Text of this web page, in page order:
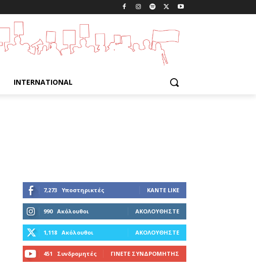
INTERNATIONAL
7,273 Υποστηρικτές ΚΆΝΤΕ LIKE
990 Ακόλουθοι ΑΚΟΛΟΥΘΉΣΤΕ
1,118 Ακόλουθοι ΑΚΟΛΟΥΘΉΣΤΕ
451 Συνδρομητές ΓΊΝΕΤΕ ΣΥΝΔΡΟΜΗΤΉΣ